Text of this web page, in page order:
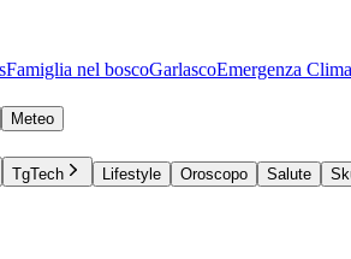
Famiglia nel boscoGarlascoEmergenza Clima
Meteo
TgTech Lifestyle Oroscopo Salute